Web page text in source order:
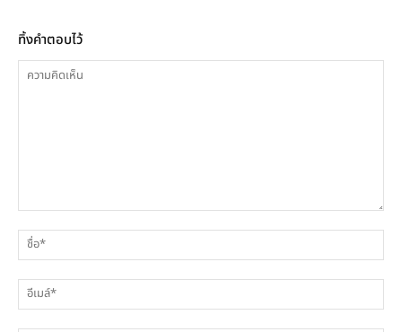
ทิ้งคำตอบไว้
คิด
เห็น